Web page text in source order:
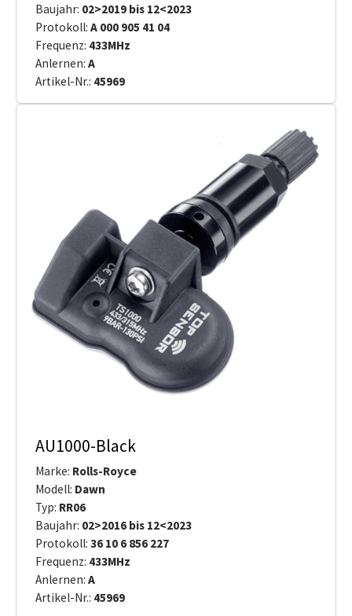
Baujahr: 02>2019 bis 12<2023
Protokoll: A 000 905 41 04
Frequenz: 433MHz
Anlernen: A
Artikel-Nr.: 45969
AU1000-Black
Marke: Rolls-Royce
Modell: Dawn
Typ: RR06
Baujahr: 02>2016 bis 12<2023
Protokoll: 36 10 6 856 227
Frequenz: 433MHz
Anlernen: A
Artikel-Nr.: 45969